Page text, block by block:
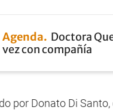
Agenda
Doctora
vez con compañía
por Donato Di